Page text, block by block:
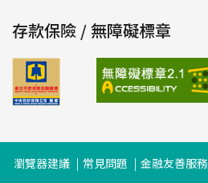
存款保險 / 無障礙標章
瀏覽器建議 常見問題 金融友善服務